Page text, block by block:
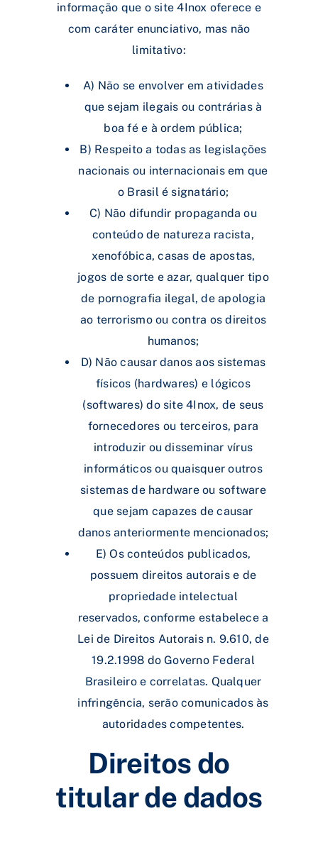
informação que o site 4Inox oferece e
com caráter enunciativo, mas não
limitativo:
A) Não se envolver em atividades
que sejam ilegais ou contrárias à
boa fé e à ordem pública;
B) Respeito a todas as legislações
nacionais ou internacionais em que
o Brasil é signatário;
C) Não difundir propaganda ou
conteúdo de natureza racista,
xenofóbica, casas de apostas,
jogos de sorte e azar, qualquer tipo
de pornografia ilegal, de apologia
ao terrorismo ou contra os direitos
humanos;
D) Não causar danos aos sistemas
físicos (hardwares) e lógicos
(softwares) do site 4Inox, de seus
fornecedores ou terceiros, para
introduzir ou disseminar vírus
informáticos ou quaisquer outros
sistemas de hardware ou software
que sejam capazes de causar
danos anteriormente mencionados;
E) Os conteúdos publicados,
possuem direitos autorais e de
propriedade intelectual
reservados, conforme estabelece a
Lei de Direitos Autorais n. 9.610, de
19.2.1998 do Governo Federal
Brasileiro e correlatas. Qualquer
infringência, serão comunicados às
autoridades competentes.
Direitos do
titular de dados